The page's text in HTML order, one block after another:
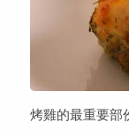
烤雞的最重要部